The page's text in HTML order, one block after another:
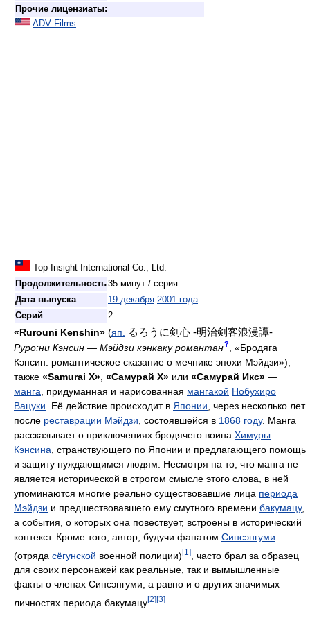
Прочие лицензиаты:
ADV Films
Top-Insight International Co., Ltd.
Продолжительность35 минут / серия
Дата выпуска
19 декабря 2001 года
Серий
2
«Rurouni Kenshin» (яп. るろうに剣心 -明治剣客浪漫譚-
Руро:ни Кэнсин — Мэйдзи кэнкаку романтан?
, «Бродяга
Кэнсин: романтическое сказание о мечнике эпохи Мэйдзи»),
также «Samurai X» «Самурай X» или «Самурай Икс» —
манга , придуманная и нарисованная мангакой Нобухиро
Вацуки . Её действие происходит в Японии , через несколько лет
после реставрации Мэйдзи , состоявшейся в 1868 году. Манга
рассказывает о приключениях бродячего воина Химуры
Кэнсина , странствующего по Японии и предлагающего помощь
и защиту нуждающимся людям. Несмотря на то, что манга не
является исторической в строгом смысле этого слова, в ней
упоминаются многие реально существовавшие лица периода
Мэйдзи и предшествовавшего ему смутного времени бакумацу,
а события, о которых она повествует, встроены в исторический
контекст. Кроме того, автор, будучи фанатом Синсэнгуми
(отряда сёгунской военной полиции)[1]
, часто брал за образец
для своих персонажей как реальные, так и вымышленные
факты о членах Синсэнгуми, а равно и о других значимых
личностях периода бакумацу[2] [3]